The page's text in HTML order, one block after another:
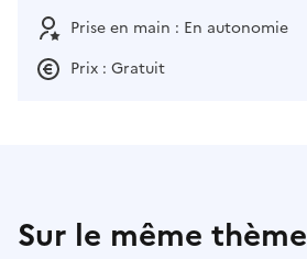
Prise en main : En autonomie
Prix : Gratuit
Sur le même thème